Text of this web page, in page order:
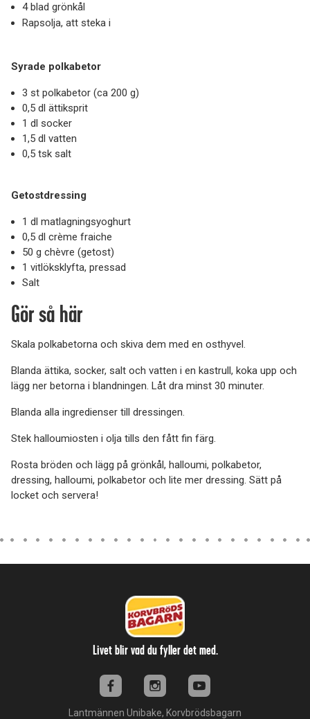
4 blad grönkål
Rapsolja, att steka i
Syrade polkabetor
3 st polkabetor (ca 200 g)
0,5 dl ättiksprit
1 dl socker
1,5 dl vatten
0,5 tsk salt
Getostdressing
1 dl matlagningsyoghurt
0,5 dl crème fraiche
50 g chèvre (getost)
1 vitlöksklyfta, pressad
Salt
Gör så här
Skala polkabetorna och skiva dem med en osthyvel.
Blanda ättika, socker, salt och vatten i en kastrull, koka upp och
lägg ner betorna i blandningen. Låt dra minst 30 minuter.
Blanda alla ingredienser till dressingen.
Stek halloumiosten i olja tills den fått fin färg.
Rosta bröden och lägg på grönkål, halloumi, polkabetor,
dressing, halloumi, polkabetor och lite mer dressing. Sätt på
locket och servera!
Livet blir vad du fyller det med.
Lantmännen Unibake, Korvbrödsbagarn